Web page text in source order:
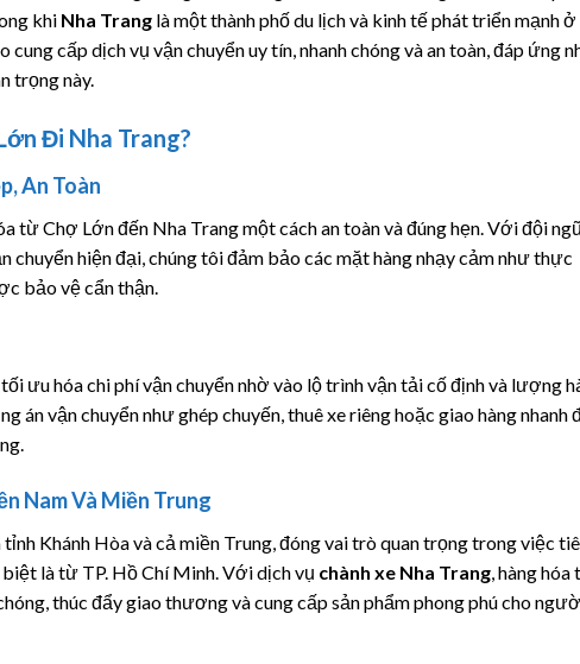
khi Nha Trang là một thành phố du lịch và kinh tế phát triển mạnh ở
cung cấp dịch vụ vận chuyển uy tín, nhanh chóng và an toàn, đáp ứng
trọng này.
Đi Nha Trang?
An Toàn
từ Chợ Lớn đến Nha Trang một cách an toàn và đúng hẹn. Với đội
chuyển hiện đại, chúng tôi đảm bảo các mặt hàng nhạy cảm như thực
bảo vệ cẩn thận.
ưu hóa chi phí vận chuyển nhờ vào lộ trình vận tải cố định và lượng
án vận chuyển như ghép chuyến, thuê xe riêng hoặc giao hàng nhanh
Nam Và Miền Trung
Khánh Hòa và cả miền Trung, đóng vai trò quan trọng trong việc
là từ TP. Hồ Chí Minh. Với dịch vụ chành xe Nha Trang, hàng hóa
thúc đẩy giao thương và cung cấp sản phẩm phong phú cho